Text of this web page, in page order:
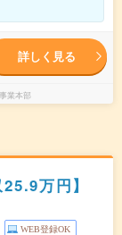
詳しく見る
業本部
万円】
WEB登録OK